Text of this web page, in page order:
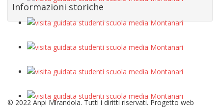
Informazioni storiche
© 2022 Anpi Mirandola. Tutti i diritti riservati. Progetto web